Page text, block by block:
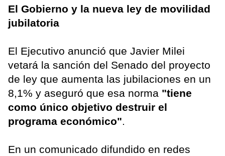
El Gobierno y la nueva ley de movilidad
jubilatoria
El Ejecutivo anunció que Javier Milei
vetará la sanción del Senado del proyecto
de ley que aumenta las jubilaciones en un
8,1% y aseguró que esa norma "tiene
como único objetivo destruir el
programa económico".
En un comunicado difundido en redes